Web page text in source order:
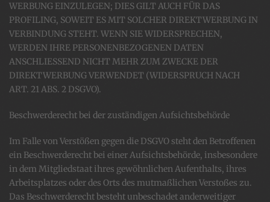
WERBUNG EINZULEGEN; DIES GILT AUCH FÜR DAS
PROFILING, SOWEIT ES MIT SOLCHER DIREKTWERBUNG IN
VERBINDUNG STEHT. WENN SIE WIDERSPRECHEN,
WERDEN IHRE PERSONENBEZOGENEN DATEN
ANSCHLIESSEND NICHT MEHR ZUM ZWECKE DER
DIREKTWERBUNG VERWENDET (WIDERSPRUCH NACH
ART. 21 ABS. 2 DSGVO).
Beschwerde­recht bei der zuständigen Aufsichts­behörde
Im Falle von Verstößen gegen die DSGVO steht den Betroffenen
ein Beschwerderecht bei einer Aufsichtsbehörde, insbesondere
in dem Mitgliedstaat ihres gewöhnlichen Aufenthalts, ihres
Arbeitsplatzes oder des Orts des mutmaßlichen Verstoßes zu.
Das Beschwerderecht besteht unbeschadet anderweitiger